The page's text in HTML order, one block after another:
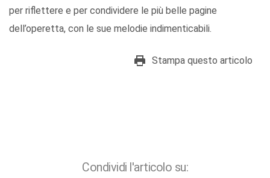
per riflettere e per condividere le più belle pagine
dell’operetta, con le sue melodie indimenticabili.
Stampa questo articolo
Condividi l'articolo su: